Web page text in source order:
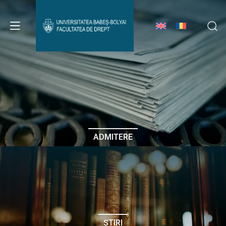
Avizier Studenți
Studii
Admitere
Erasmus & Internațional
Despre Facultate
ADMITERE
ȘTIRI